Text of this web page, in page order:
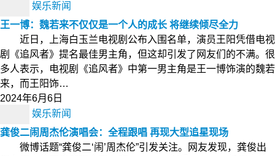
娱乐新闻
王一博：魏若来不仅仅是一个人的成长 将继续倾尽全力
近日，上海白玉兰电视剧公布入围名单，演员王阳凭借电视
剧《追风者》提名最佳男主角，但这却引发了网友们的不满。很
多人表示，电视剧《追风者》中第一男主角是王一博饰演的魏若
来，而王阳饰…
2024年6月6日
娱乐新闻
龚俊二闹周杰伦演唱会：全程跟唱 再现大型追星现场
微博话题“龚俊二‘闹’周杰伦”引发关注。网友发现，龚俊出